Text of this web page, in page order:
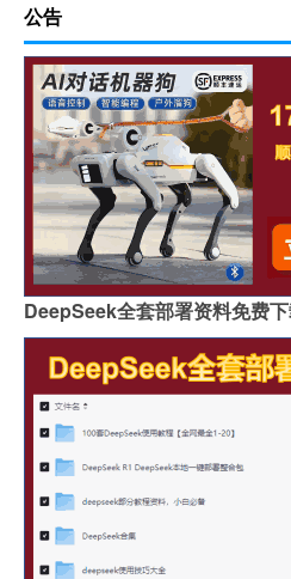
公告
DeepSeek全套部署资料免费